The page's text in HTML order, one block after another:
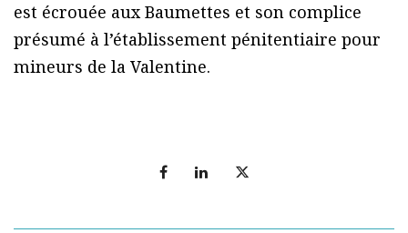
est écrouée aux Baumettes et son complice
présumé à l’établissement pénitentiaire pour
mineurs de la Valentine.